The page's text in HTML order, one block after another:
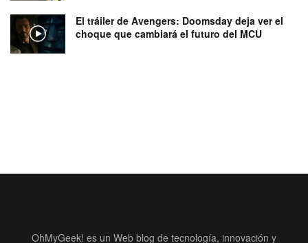
El tráiler de Avengers: Doomsday deja ver el
choque que cambiará el futuro del MCU
OhMyGeek! es un Web blog de tecnología, innovación y